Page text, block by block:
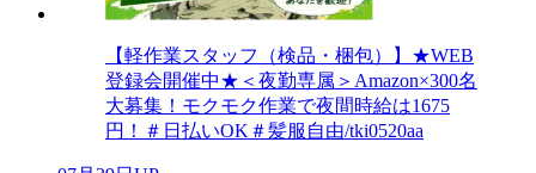
【軽作業スタッフ（検品・梱包）】★WEB
登録会開催中★＜夜勤専属＞Amazon×300名
大募集！モクモク作業で夜間時給は1675
円！＃日払いOK＃髪服自由/tki0520aa